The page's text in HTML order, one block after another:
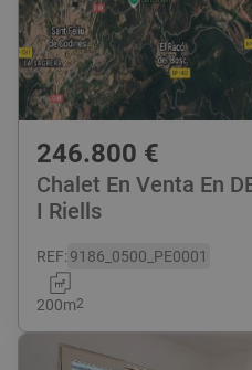
246.800 €
Chalet En Venta En
I Riells
REF:9186_0500_PE0001
200m2